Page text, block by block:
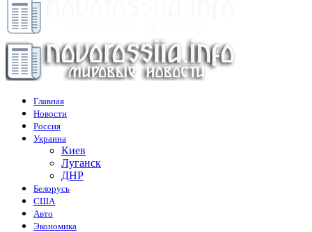
Главная
Новости
Россия
Украина
Киев
Луганск
ДНР
Белорусь
США
Авто
Экономика